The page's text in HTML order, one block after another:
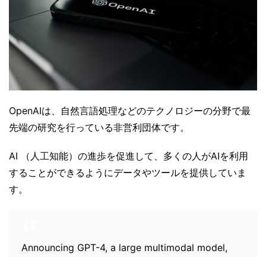
OpenAIは、自然言語処理などのテクノロジーの分野で最
先端の研究を行っている非営利団体です。
AI （人工知能）の進歩を促進して、多くの人がAIを利用
することができるようにデータやツールを提供していま
す。
Announcing GPT-4, a large multimodal model,